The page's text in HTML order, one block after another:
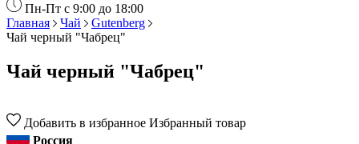
Пн-Пт с 9:00 до 18:00
Главная
Чай
Gutenberg
Чай черный "Чабрец"
Чай черный "Чабрец"
Добавить в избранное Избранный товар
Россия